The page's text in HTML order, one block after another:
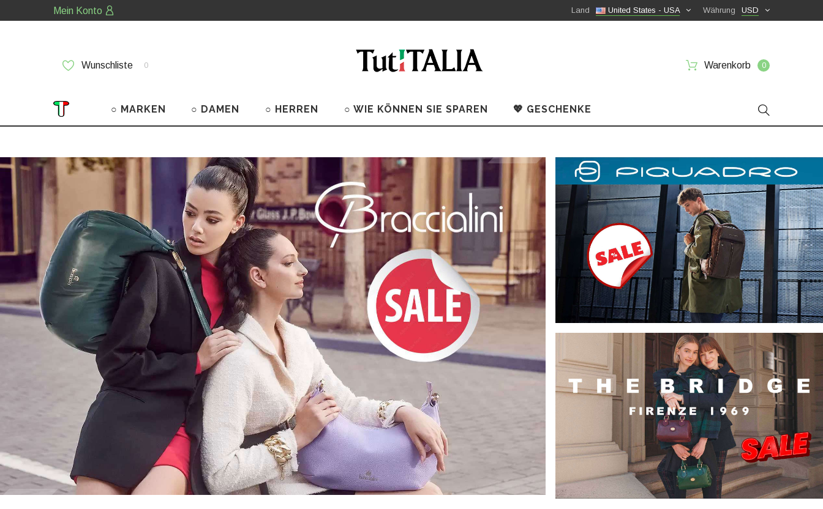
Mein Konto USD
Währung
United States - USA
Land
Wunschliste 0 Warenkorb 0
○ MARKEN ○ DAMEN ○ HERREN ○ WIE KÖNNEN SIE SPAREN 💖 GESCHENKE